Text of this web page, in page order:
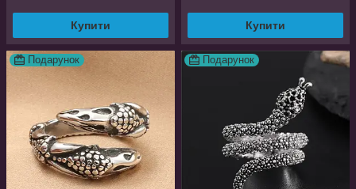
Купити Купити
Подарунок Подарунок